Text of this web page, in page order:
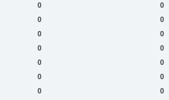
0 0
0 0
0 0
0 0
0 0
0 0
0 0